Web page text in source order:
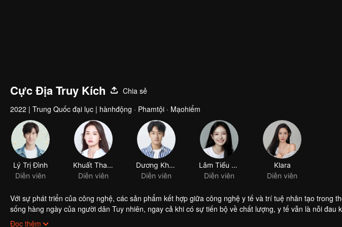
Cực Địa Truy Kích
Chia sẻ
2022 | Trung Quốc đại lục | hànhđộng · Phamtội · Mạohiểm
Lý Trị Đình
Diễn viên
Khuất Thanh Thanh
Diễn viên
Dương Khải Trình
Diễn viên
Lâm Tiểu Trạch
Diễn viên
Klara
Diễn viên
Với sự phát triển của công nghệ, các sản phẩm kết hợp giữa công nghệ y tế và trí tuệ nhân tạo trong
sống hàng ngày của người dân Tuy nhiên, ngay cả khi có sự tiến bộ về chất lượng, y tế vẫn là nỗi đau
Nguyễn Thị Kim Loan và cô con gái mắc bệnh hiểm nghèo là bông hoa. Mặc dù cuộc sống gặp nhiều
Sau khi tỉnh dậy, trong rừng bí ẩn lạ lẫm, lạ lẫm, để nhanh chóng tìm được lối thoát trở lại với con gái
Đọc thêm